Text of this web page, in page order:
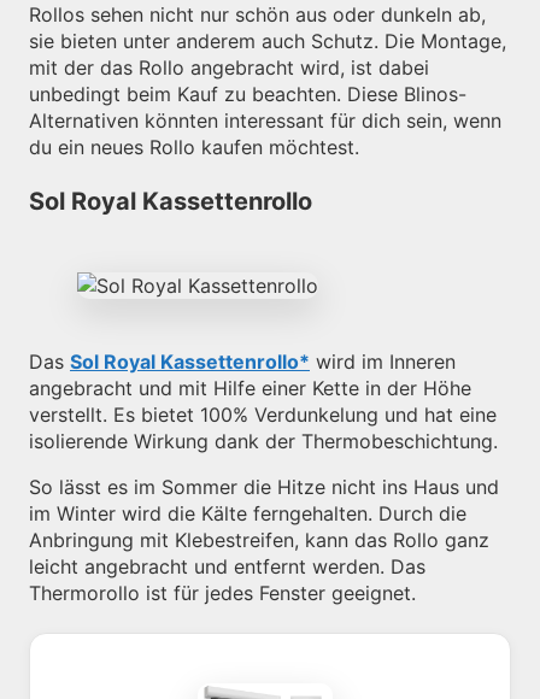
Rollos sehen nicht nur schön aus oder dunkeln ab,
sie bieten unter anderem auch Schutz. Die Montage,
mit der das Rollo angebracht wird, ist dabei
unbedingt beim Kauf zu beachten. Diese Blinos-
Alternativen könnten interessant für dich sein, wenn
du ein neues Rollo kaufen möchtest.
Sol Royal Kassettenrollo
Das Sol Royal Kassettenrollo
wird im Inneren
angebracht und mit Hilfe einer Kette in der Höhe
verstellt. Es bietet 100% Verdunkelung und hat eine
isolierende Wirkung dank der Thermobeschichtung.
So lässt es im Sommer die Hitze nicht ins Haus und
im Winter wird die Kälte ferngehalten. Durch die
Anbringung mit Klebestreifen, kann das Rollo ganz
leicht angebracht und entfernt werden. Das
Thermorollo ist für jedes Fenster geeignet.